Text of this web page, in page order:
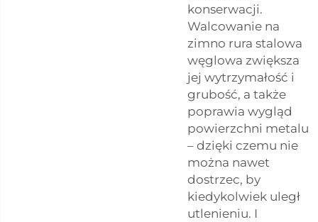
konserwacji.
Walcowanie na
zimno rura stalowa
węglowa zwiększa
jej wytrzymałość i
grubość, a także
poprawia wygląd
powierzchni metalu
– dzięki czemu nie
można nawet
dostrzec, by
kiedykolwiek uległ
utlenieniu. I